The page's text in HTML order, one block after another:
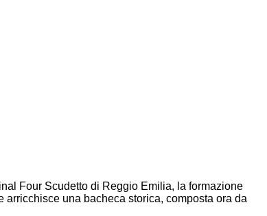
Four Scudetto di Reggio Emilia, la formazione
una bacheca storica, composta ora da